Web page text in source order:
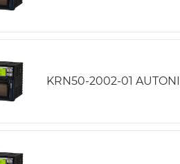
KRN50-2002-01